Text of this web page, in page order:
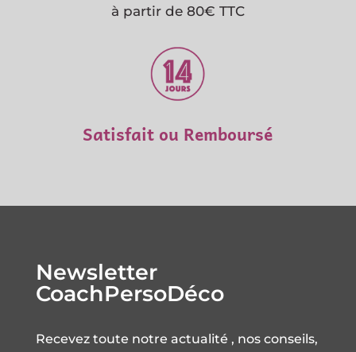
à partir de 80€ TTC
Satisfait ou Remboursé
Newsletter
CoachPersoDéco
Recevez toute notre actualité , nos conseils,